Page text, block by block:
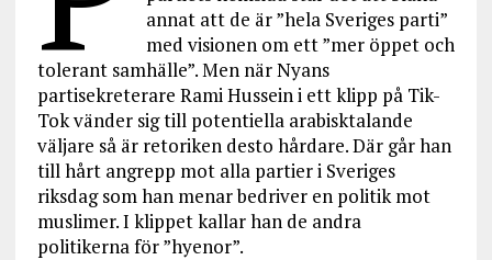
annat att de är ”hela Sveriges parti”
med visionen om ett ”mer öppet och
tolerant samhälle”. Men när Nyans
partisekreterare Rami Hussein i ett klipp på Tik-
Tok vänder sig till potentiella arabisktalande
väljare så är retoriken desto hårdare. Där går han
till hårt angrepp mot alla partier i Sveriges
riksdag som han menar bedriver en politik mot
muslimer. I klippet kallar han de andra
politikerna för ”hyenor”.